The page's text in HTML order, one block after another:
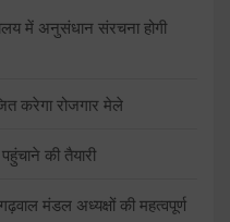
में अनुसंधान संरचना होगी
करेगा रोजगार मेले
की तैयारी
मंडल अध्यक्षों की महत्वपूर्ण